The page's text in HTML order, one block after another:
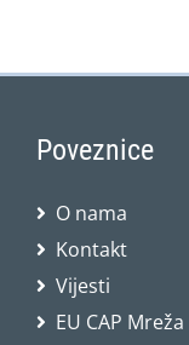
Poveznice
O nama
Kontakt
Vijesti
EU CAP Mreža